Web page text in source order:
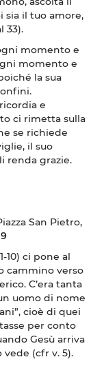
sia il tuo amore,
33).
momento e
momento e
la sua
e
ci rimetta sulla
se richiede
il suo
renda grazie.
San Pietro,
10) ci pone al
cammino verso
C’era tanta
uomo di nome
cioè di quei
per conto
Gesù arriva
vede (cfr v. 5).